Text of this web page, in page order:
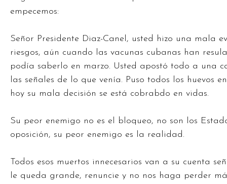
empecemos:
Señor Presidente Diaz-Canel, usted hizo una mala
riesgos, aún cuando las vacunas cubanas han
podía saberlo en marzo. Usted apostó todo a una
las señales de lo que venía. Puso todos los huevos
hoy su mala decisión se está cobrabdo en vidas.
Su peor enemigo no es el bloqueo, no son los
oposición, su peor enemigo es la realidad.
Todos esos muertos innecesarios van a su cuenta
le queda grande, renuncie y no nos haga perder